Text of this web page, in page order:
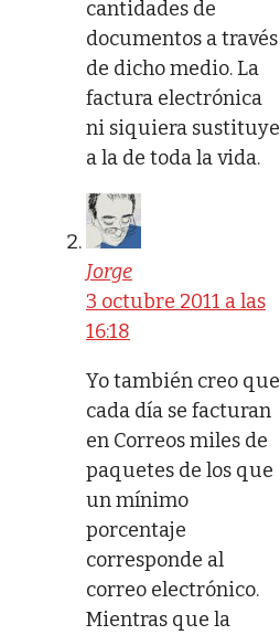
cantidades de
documentos a través
de dicho medio. La
factura electrónica
ni siquiera sustituye
a la de toda la vida.
Jorge
3 octubre 2011 a las
16:18
Yo también creo que
cada día se facturan
en Correos miles de
paquetes de los que
un mínimo
porcentaje
corresponde al
correo electrónico.
Mientras que la